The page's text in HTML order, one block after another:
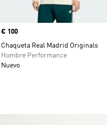
Precio
€ 100
Chaqueta Real Madrid Originals
Hombre Performance
Nuevo